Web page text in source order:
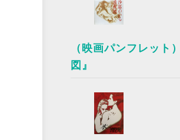
（映画パンフレット
図』